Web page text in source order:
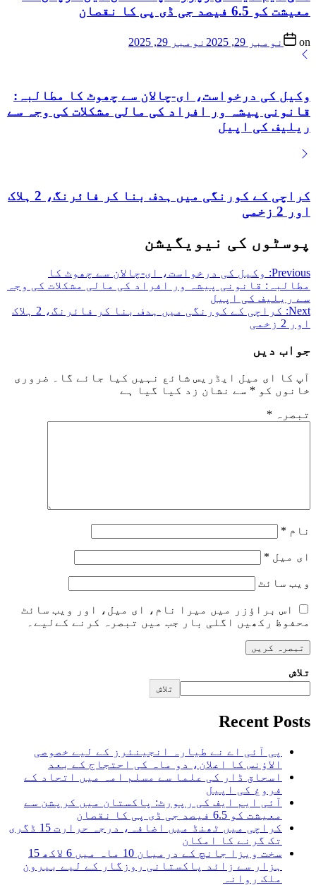
معیشت کو 6.5 فیصد جی ڈی پی کا نقصان
on نومبر 29, 2025 نومبر 29, 2025
وکیل کی درخواست، ای-چالان سے چھوٹ کا مطالبہ:
قانونی پیشہ ور افراد کی مالی مشکلات کی وجہ سے
ریلیف کی اپیل
کراچی کے کورنگی میں ہدف بنا کر فائرنگ، 2 ہلاک
اور 2 زخمی
پوسٹوں کی نیویگیشن
Previous:
وکیل کی درخواست، ای-چالان سے چھوٹ کا
مطالبہ: قانونی پیشہ ور افراد کی مالی مشکلات کی وجہ
سے ریلیف کی اپیل
Next:
کراچی کے کورنگی میں ہدف بنا کر فائرنگ، 2 ہلاک
اور 2 زخمی
جواب دیں
آپ کا ای میل ایڈریس شائع نہیں کیا جائے گا۔
ضروری
خانوں کو * سے نشان زد کیا گیا ہے
تبصرہ *
نام *
ای میل *
ویب‌ سائٹ
اس براؤزر میں میرا نام، ای میل، اور ویب سائٹ
محفوظ رکھیں اگلی بار جب میں تبصرہ کرنے کےلیے۔
تلاش
تلاش
Recent Posts
پی آئی اے نے طیارہ انجینئرز کے لیے خصوصی
الاؤنس کا اعلان، دو ماہ کی احتجاج کے بعد
اسحاق ڈار کی علما سے مسلم امہ میں اتحاد کے
فروغ کی اپیل
آئی ایم ایف کی رپورٹ: پاکستان میں کرپشن سے
معیشت کو 6.5 فیصد جی ڈی پی کا نقصان
کراچی میں ٹھنڈ میں اضافہ، درجہ حرارت 15 ڈگری
تک گرنے کا امکان
سخت ویزا جانچ کے درمیان 10 ماہ میں 6 لاکھ 15
ہزار سے زائد پاکستانی روزگار کے لیے بیرون
ملک روانہ